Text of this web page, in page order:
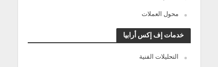
محول العملات
خدمات إف إكس أرابيا
التحليلات الفنية